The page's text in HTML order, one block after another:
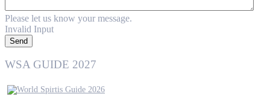
Please let us know your message.
Invalid Input
Send
WSA GUIDE 2027